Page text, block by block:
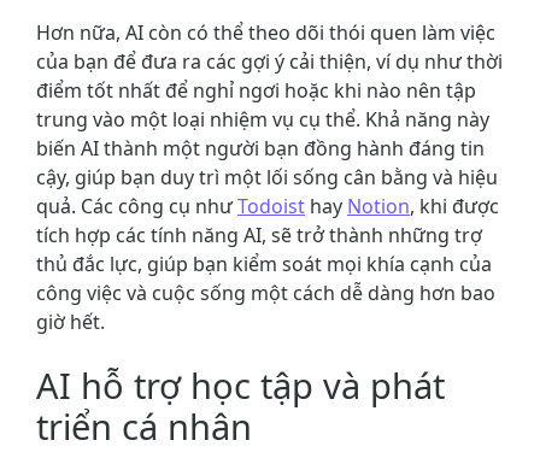
Hơn nữa, AI còn có thể theo dõi thói quen làm việc
của bạn để đưa ra các gợi ý cải thiện, ví dụ như thời
điểm tốt nhất để nghỉ ngơi hoặc khi nào nên tập
trung vào một loại nhiệm vụ cụ thể. Khả năng này
biến AI thành một người bạn đồng hành đáng tin
cậy, giúp bạn duy trì một lối sống cân bằng và hiệu
quả. Các công cụ nhưTodoist hay Notion, khi được
tích hợp các tính năng AI, sẽ trở thành những trợ
thủ đắc lực, giúp bạn kiểm soát mọi khía cạnh của
công việc và cuộc sống một cách dễ dàng hơn bao
giờ hết.
AI hỗ trợ học tập và phát
triển cá nhân